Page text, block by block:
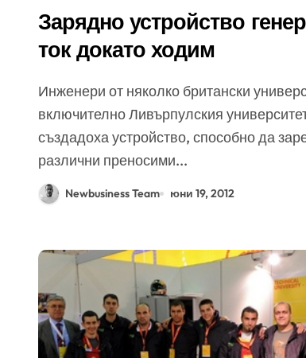
Зарядно устройство
ток докато ходим
Инженери от няколко британски университета
включително Ливърпулския
създадоха устройство, способно да
различни преносими...
Newbusiness Team юни 19, 2012